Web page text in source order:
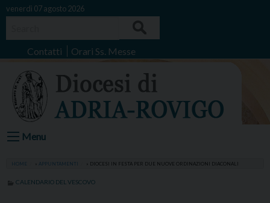
Skip
venerdì 07 agosto 2026
Contatti Orari Ss. Messe
Menu
HOME APPUNTAMENTI DIOCESI IN FESTA PER DUE NUOVE ORDINAZIONI DIACONALI
CALENDARIO DEL VESCOVO